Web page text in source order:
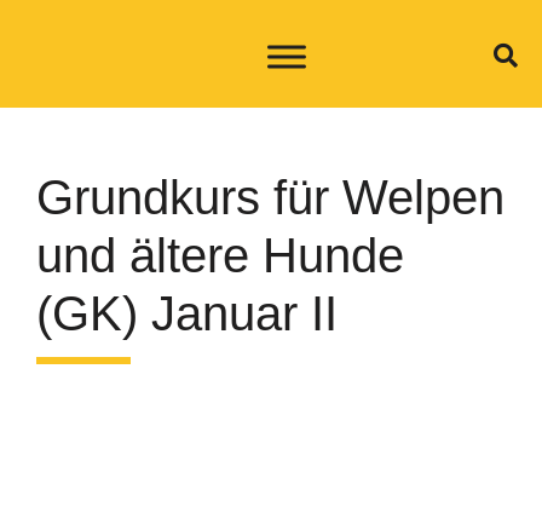
Grundkurs für Welpen
und ältere Hunde
(GK) Januar II